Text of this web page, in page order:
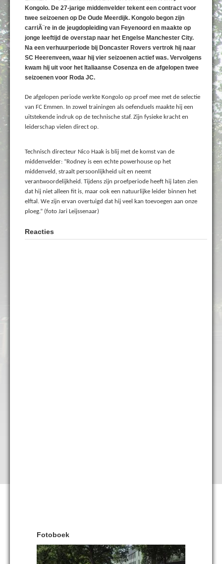
Kongolo. De 27-jarige middenvelder tekent een contract voor
twee seizoenen op De Oude Meerdijk. Kongolo begon zijn
carriÃ¨re in de jeugdopleiding van Feyenoord en maakte op
jonge leeftijd de overstap naar het Engelse Manchester City.
Na een verhuurperiode bij Doncaster Rovers vertrok hij naar
SC Heerenveen, waar hij vier seizoenen actief was. Vervolgens
kwam hij uit voor het Italiaanse Cosenza en de afgelopen twee
seizoenen voor Roda JC.
De afgelopen periode werkte Kongolo op proef mee met de selectie
van FC Emmen. In zowel trainingen als oefenduels maakte hij een
uitstekende indruk op de technische staf. Zijn fysieke kracht en
leiderschap vielen direct op.
Technisch directeur Nico Haak is blij met de komst van de
middenvelder: “Rodney is een echte powerhouse op het
middenveld, straalt persoonlijkheid uit en neemt
verantwoordelijkheid. Tijdens zijn proefperiode heeft hij laten zien
dat hij niet alleen fit is, maar ook een natuurlijke leider binnen het
elftal. We zijn ervan overtuigd dat hij veel kan toevoegen aan onze
ploeg.” (foto Jari Leijssenaar)
Reacties
Fotoboek